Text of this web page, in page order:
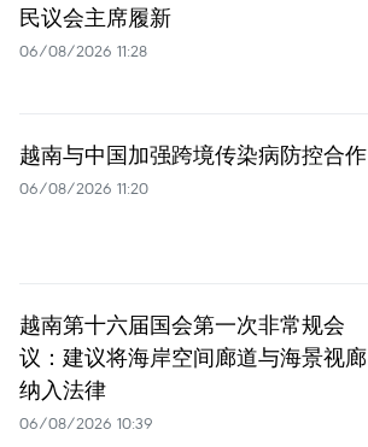
民议会主席履新
06/08/2026 11:28
越南与中国加强跨境传染病防控合作
06/08/2026 11:20
越南第十六届国会第一次非常规会
议：建议将海岸空间廊道与海景视廊
纳入法律
06/08/2026 10:39